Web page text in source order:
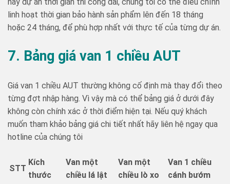
linh hoạt thời gian bảo hành sản phẩm lên đến 18 tháng
hoặc 24 tháng, để phù hợp nhất với thực tế của từng dự án.
7. Bảng giá van 1 chiều AUT
Giá van 1 chiều AUT thường không cố định mà thay đổi theo
từng đợt nhập hàng. Vì vậy mà có thể bảng giá ở dưới đây
không còn chính xác ở thời điểm hiện tại. Nếu quý khách
muốn tham khảo bảng giá chi tiết nhất hãy liên hệ ngay qua
hotline của chúng tôi
STT
Kích
thước
Van một
chiều lá lật
Van một
chiều lò xo
Van 1 chiều
cánh bướm